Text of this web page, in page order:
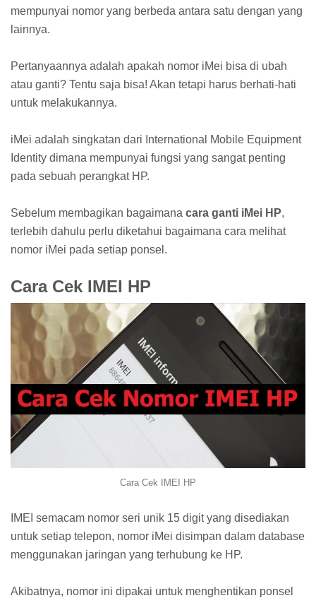
mempunyai nomor yang berbeda antara satu dengan yang
lainnya.
Pertanyaannya adalah apakah nomor iMei bisa di ubah
atau ganti? Tentu saja bisa! Akan tetapi harus berhati-hati
untuk melakukannya.
iMei adalah singkatan dari International Mobile Equipment
Identity dimana mempunyai fungsi yang sangat penting
pada sebuah perangkat HP.
Sebelum membagikan bagaimana cara ganti iMei HP,
terlebih dahulu perlu diketahui bagaimana cara melihat
nomor iMei pada setiap ponsel.
Cara Cek IMEI HP
Cara Cek IMEI HP
IMEI semacam nomor seri unik 15 digit yang disediakan
untuk setiap telepon, nomor iMei disimpan dalam database
menggunakan jaringan yang terhubung ke HP.
Akibatnya, nomor ini dipakai untuk menghentikan ponsel